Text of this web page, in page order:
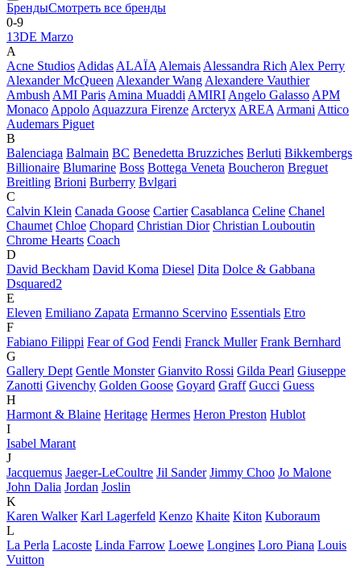
БрендыСмотреть все бренды
0-9
13DE Marzo
A
Acne StudiosAdidasALAÏAAlemaisAlessandra RichAlex Perry
Alexander McQueenAlexander WangAlexandere Vauthier
AmbushAMI ParisAmina MuaddiAMIRIAngelo GalassoAPM
MonacoAppoloAquazzura FirenzeArcteryxAREAArmaniAttico
Audemars Piguet
B
Balenciaga Balmain BC Benedetta Bruzziches Berluti Bikkembergs
Billionaire Blumarine Boss Bottega Veneta Boucheron Breguet
Breitling Brioni Burberry Bvlgari
C
Calvin Klein Canada Goose Cartier Casablanca Celine Chanel
Chaumet Chloe Chopard Christian Dior Christian Louboutin
Chrome Hearts Coach
D
David Beckham David Koma Diesel Dita Dolce & Gabbana
Dsquared2
E
Eleven Emiliano Zapata Ermanno Scervino Essentials Etro
F
Fabiano Filippi Fear of God Fendi Franck Muller Frank Bernhard
G
Gallery Dept Gentle Monster Gianvito Rossi Gilda Pearl Giuseppe
Zanotti Givenchy Golden Goose Goyard Graff Gucci Guess
H
Harmont & Blaine Heritage Hermes Heron Preston Hublot
I
Isabel Marant
J
Jacquemus Jaeger-LeCoultre Jil Sander Jimmy Choo Jo Malone
John Dalia Jordan Joslin
K
Karen Walker Karl Lagerfeld Kenzo Khaite Kiton Kuboraum
L
La Perla Lacoste Linda Farrow Loewe Longines Loro Piana Louis
Vuitton